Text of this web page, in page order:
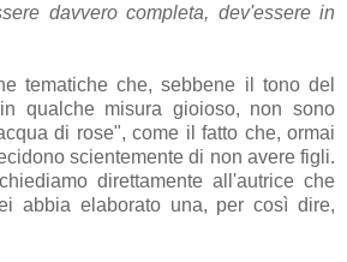
davvero completa, dev'essere in
tematiche che, sebbene il tono del
qualche misura gioioso, non sono
di rose", come il fatto che, ormai
scientemente di non avere figli.
direttamente all'autrice che
abbia elaborato una, per così dire,